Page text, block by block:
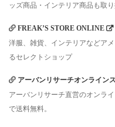
ッズ商品・インテリア商品も取
FREAK’S STORE ONLINE
洋服、雑貨、インテリアなどア
るセレクトショップ
アーバンリサーチオンライン
アーバンリサーチ直営のオンラ
で送料無料。